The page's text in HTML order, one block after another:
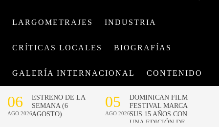
LARGOMETRAJES INDUSTRIA
CRÍTICAS LOCALES BIOGRAFÍAS
GALERÍA INTERNACIONAL CONTENIDO